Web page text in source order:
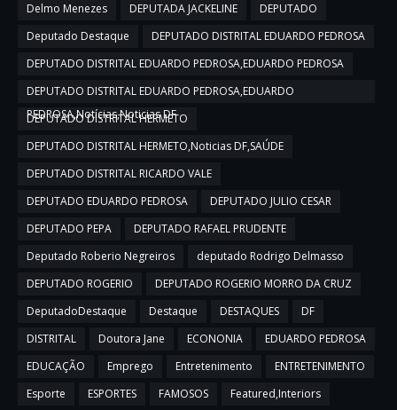
Delmo Menezes
DEPUTADA JACKELINE
DEPUTADO
Deputado Destaque
DEPUTADO DISTRITAL EDUARDO PEDROSA
DEPUTADO DISTRITAL EDUARDO PEDROSA,EDUARDO PEDROSA
DEPUTADO DISTRITAL EDUARDO PEDROSA,EDUARDO
PEDROSA,Notícias,Noticias DF
DEPUTADO DISTRITAL HERMETO
DEPUTADO DISTRITAL HERMETO,Noticias DF,SAÚDE
DEPUTADO DISTRITAL RICARDO VALE
DEPUTADO EDUARDO PEDROSA
DEPUTADO JULIO CESAR
DEPUTADO PEPA
DEPUTADO RAFAEL PRUDENTE
Deputado Roberio Negreiros
deputado Rodrigo Delmasso
DEPUTADO ROGERIO
DEPUTADO ROGERIO MORRO DA CRUZ
DeputadoDestaque
Destaque DESTAQUES
DF
DISTRITAL
Doutora Jane ECONONIA
EDUARDO PEDROSA
EDUCAÇÃO
Emprego Entretenimento
ENTRETENIMENTO
Esporte
ESPORTES FAMOSOS
Featured,Interiors